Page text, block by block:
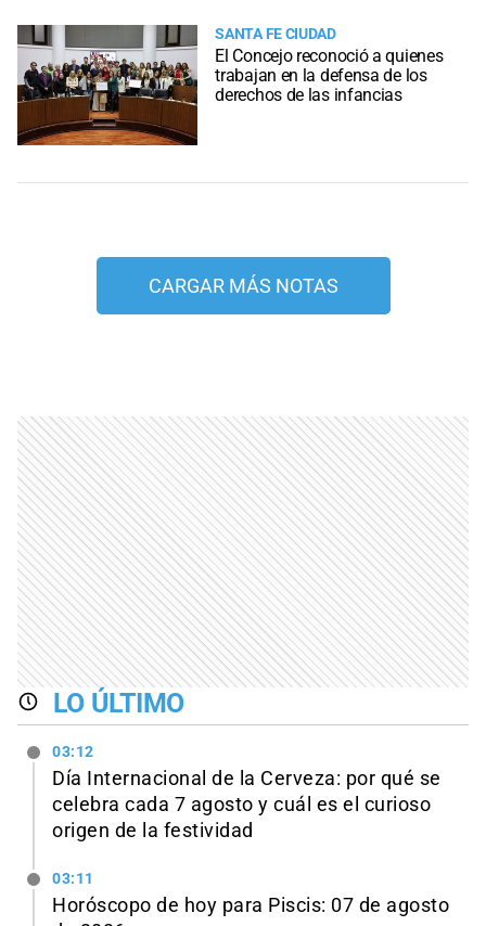
SANTA FE CIUDAD
El Concejo reconoció a quienes
trabajan en la defensa de los
derechos de las infancias
CARGAR MÁS NOTAS
LO ÚLTIMO
03:12
Día Internacional de la Cerveza: por qué se
celebra cada 7 agosto y cuál es el curioso
origen de la festividad
03:11
Horóscopo de hoy para Piscis: 07 de agosto